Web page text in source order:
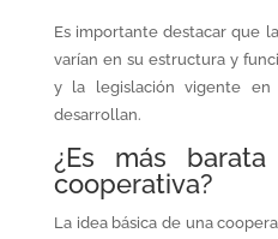
Es importante destacar que
varían en su estructura y
y la legislación vigente
desarrollan.
¿Es más
cooperativa?
La idea básica de una